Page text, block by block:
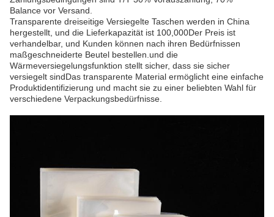
Balance vor Versand.
Transparente dreiseitige Versiegelte Taschen werden in China
hergestellt, und die Lieferkapazität ist 100,000Der Preis ist
verhandelbar, und Kunden können nach ihren Bedürfnissen
maßgeschneiderte Beutel bestellen.und die
Wärmeversiegelungsfunktion stellt sicher, dass sie sicher
versiegelt sindDas transparente Material ermöglicht eine einfache
Produktidentifizierung und macht sie zu einer beliebten Wahl für
verschiedene Verpackungsbedürfnisse.